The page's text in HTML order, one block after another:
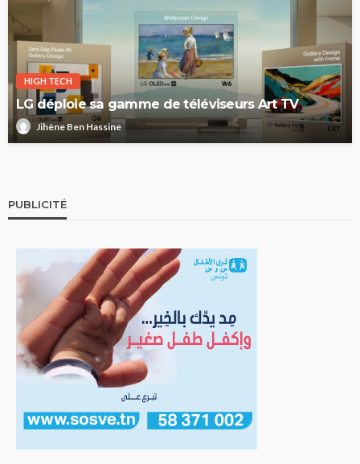
HIGH TECH
LG déploie sa gamme de téléviseurs Art TV
Jihène Ben Hassine
PUBLICITÉ